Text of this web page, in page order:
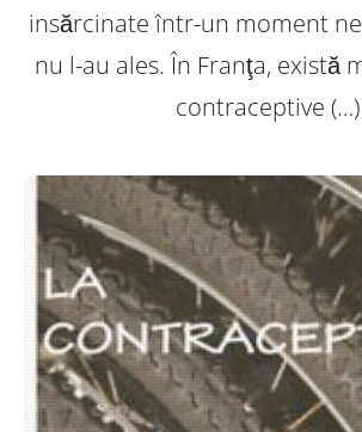
insărcinate într-un moment
nu l-au ales. În Franţa, există
contraceptive (…)